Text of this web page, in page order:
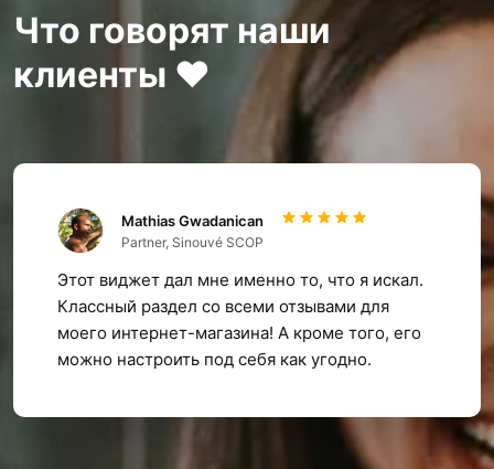
Что говорят наши
клиенты ❤️
Mathias Gwadanican
Partner, Sinouvé SCOP
Этот виджет дал мне именно то, что я искал.
Классный раздел со всеми отзывами для
моего интернет-магазина! А кроме того, его
можно настроить под себя как угодно.